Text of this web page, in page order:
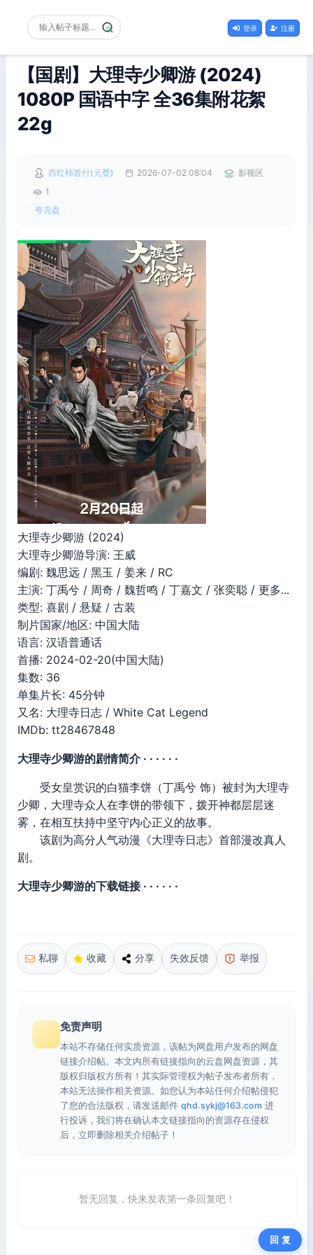
登录 注册
【国剧】大理寺少卿游 (2024)
1080P 国语中字 全36集附花絮
22g
西红柿首付(元婴) 2026-07-02 08:04
影视区
1
夸克盘
大理寺少卿游 (2024)
大理寺少卿游导演: 王威
编剧: 魏思远 / 黑玉 / 姜来 / RC
主演: 丁禹兮 / 周奇 / 魏哲鸣 / 丁嘉文 / 张奕聪 / 更多...
类型: 喜剧 / 悬疑 / 古装
制片国家/地区: 中国大陆
语言: 汉语普通话
首播: 2024-02-20(中国大陆)
集数: 36
单集片长: 45分钟
又名: 大理寺日志 / White Cat Legend
IMDb: tt28467848
大理寺少卿游的剧情简介 · · · · · ·
受女皇赏识的白猫李饼（丁禹兮 饰）被封为大理寺
少卿，大理寺众人在李饼的带领下，拨开神都层层迷
雾，在相互扶持中坚守内心正义的故事。
该剧为高分人气动漫《大理寺日志》首部漫改真人
剧。
大理寺少卿游的下载链接 · · · · · ·
私聊 收藏 分享 失效反馈 举报
免责声明
本站不存储任何实质资源，该帖为网盘用户发布的网盘
链接介绍帖。本文内所有链接指向的云盘网盘资源，其
版权归版权方所有！其实际管理权为帖子发布者所有，
本站无法操作相关资源。如您认为本站任何介绍帖侵犯
了您的合法版权，请发送邮件 qhd.sykj@163.com 进
行投诉，我们将在确认本文链接指向的资源存在侵权
后，立即删除相关介绍帖子！
暂无回复，快来发表第一条回复吧！
回 复